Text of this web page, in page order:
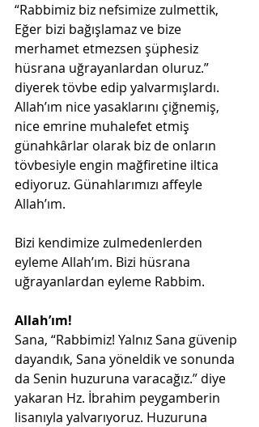
“Rabbimiz biz nefsimize zulmettik,
Eğer bizi bağışlamaz ve bize
merhamet etmezsen şüphesiz
hüsrana uğrayanlardan oluruz.”
diyerek tövbe edip yalvarmışlardı.
Allah’ım nice yasaklarını çiğnemiş,
nice emrine muhalefet etmiş
günahkârlar olarak biz de onların
tövbesiyle engin mağfiretine iltica
ediyoruz. Günahlarımızı affeyle
Allah’ım.
Bizi kendimize zulmedenlerden
eyleme Allah’ım. Bizi hüsrana
uğrayanlardan eyleme Rabbim.
Allah’ım!
Sana, “Rabbimiz! Yalnız Sana güvenip
dayandık, Sana yöneldik ve sonunda
da Senin huzuruna varacağız.” diye
yakaran Hz. İbrahim peygamberin
lisanıyla yalvarıyoruz. Huzuruna